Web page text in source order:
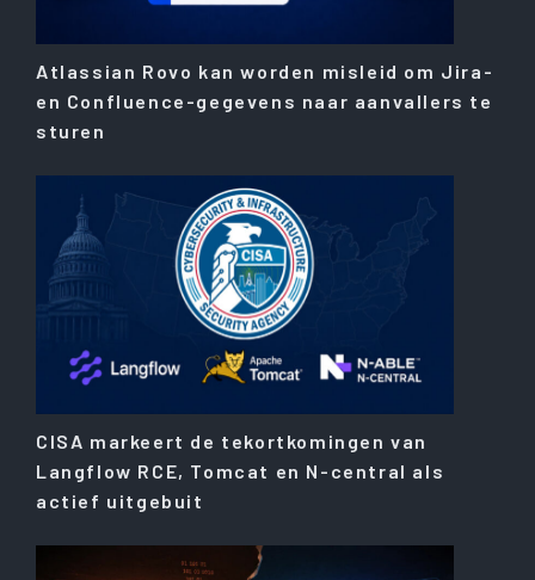
Atlassian Rovo kan worden misleid om Jira-
en Confluence-gegevens naar aanvallers te
sturen
CISA markeert de tekortkomingen van
Langflow RCE, Tomcat en N-central als
actief uitgebuit